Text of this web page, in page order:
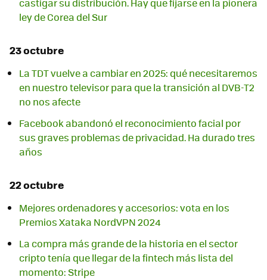
ley de Corea del Sur
23 octubre
La TDT vuelve a cambiar en 2025: qué necesitaremos
en nuestro televisor para que la transición al DVB-T2
no nos afecte
Facebook abandonó el reconocimiento facial por
sus graves problemas de privacidad. Ha durado tres
años
22 octubre
Mejores ordenadores y accesorios: vota en los
Premios Xataka NordVPN 2024
La compra más grande de la historia en el sector
cripto tenía que llegar de la fintech más lista del
momento: Stripe